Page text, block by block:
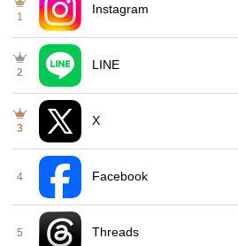
1
Instagram
2
LINE
3
X
4 Facebook
5 Threads